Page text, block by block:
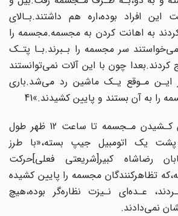
بوده،اره هم داشتند.بـالای
به اهانت‌ کردن به مجسمه.مجسمه را
سر مجسمه را‌ بـبرند.بـا پتـک
چون با این‌ آلات نمی‌توانستند
ایـن مـوقع‌ یـک ماشین رد می‌شد.باری
را به آن بستند و پایین کشیدند.»41
به گفته او،کار پایـین کـشیدن مـجسمه تا ساعت 12 ظهر‌ طول
یک‌ اتومبیل جیپ بسته،«با طرز
رضاشاه کبیر[شریعتی فعلی‌]حرکت‌
تظاهرکنندگان مجسمه را پایین کشیده
عـده‌ای نـیزت نظاره‌گر بوده،هیچ
نمی‌دادند.